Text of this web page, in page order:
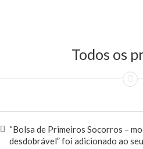
Todos os
“Bolsa de Primeiros Socorros –
desdobrável” foi adicionado ao